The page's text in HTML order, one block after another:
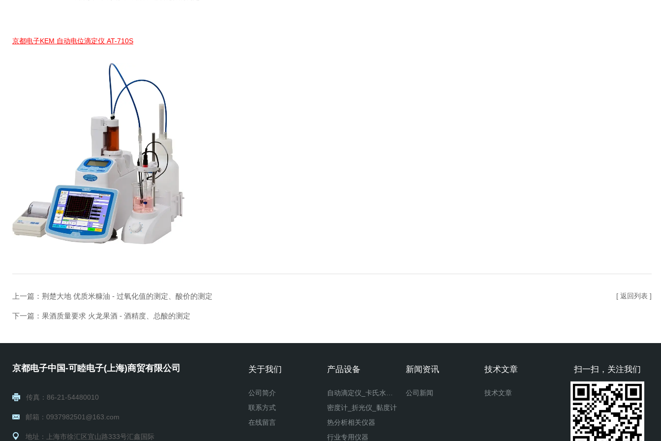
京都电子KEM 自动电位滴定仪 AT-710S
上一篇： 荆楚大地 优质米糠油 - 过氧化值的测定、酸价的测定
下一篇： 果酒质量要求 火龙果酒 - 酒精度、总酸的测定
[ 返回列表 ]
京都电子中国-可睦电子(上海)商贸有限公司
传真：86-21-54480010
邮箱：0937982501@163.com
地址：上海市徐汇区宜山路333号汇鑫国际
扫一扫，关注我们
关于我们
公司简介
联系方式
在线留言
产品设备
密度计_折光仪_黏度计
热分析相关仪器
行业专用仪器
新闻资讯
公司新闻
技术文章
技术文章